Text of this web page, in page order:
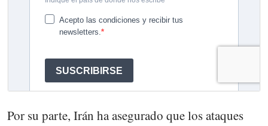
Por su parte, Irán ha asegurado que los ataques